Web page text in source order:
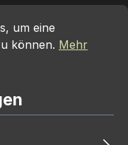
eine bestmögliche
um eine
können. Mehr